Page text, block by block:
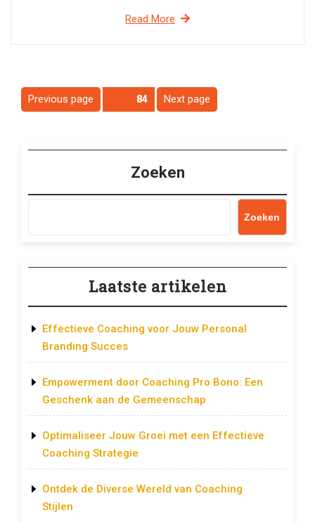
Read More
Berichtnavigatie
Previous page 84 Next page
Zoeken
Zoeken
Laatste artikelen
Effectieve Coaching voor Jouw Personal
Branding Succes
Empowerment door Coaching Pro Bono: Een
Geschenk aan de Gemeenschap
Optimaliseer Jouw Groei met een Effectieve
Coaching Strategie
Ontdek de Diverse Wereld van Coaching
Stijlen